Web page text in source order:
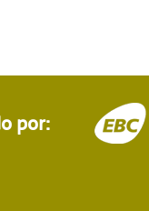
por: